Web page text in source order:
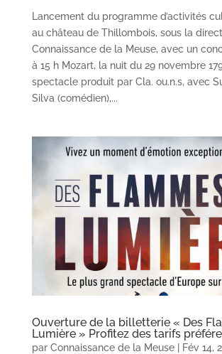
Lancement du programme d’activités
au château de Thillombois, sous la
Connaissance de la Meuse, avec un
à 15 h Mozart, la nuit du 29 novembre
spectacle produit par Cla. ou.n.s, avec
Silva (comédien),...
Ouverture de la billetterie « Des
Lumière » Profitez des tarifs
par Connaissance de la Meuse| Fév 14,